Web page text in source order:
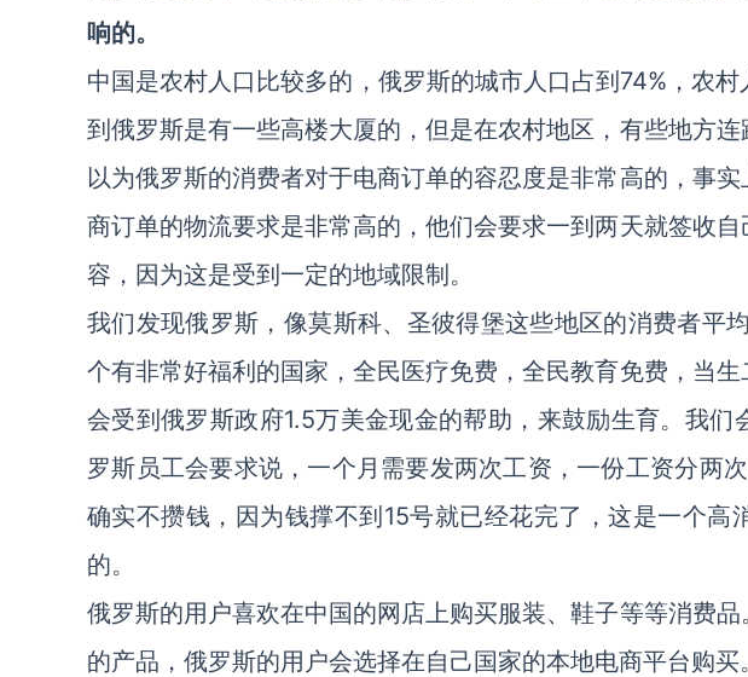
响的。
中国是农村人口比较多的，俄罗斯的城市人口占到74%，农
到俄罗斯是有一些高楼大厦的，但是在农村地区，有些地方
以为俄罗斯的消费者对于电商订单的容忍度是非常高的，事
商订单的物流要求是非常高的，他们会要求一到两天就签收
容，因为这是受到一定的地域限制。
我们发现俄罗斯，像莫斯科、圣彼得堡这些地区的消费者平
个有非常好福利的国家，全民医疗免费，全民教育免费，当
会受到俄罗斯政府1.5万美金现金的帮助，来鼓励生育。我
罗斯员工会要求说，一个月需要发两次工资，一份工资分两
确实不攒钱，因为钱撑不到15号就已经花完了，这是一个高
的。
俄罗斯的用户喜欢在中国的网店上购买服装、鞋子等等消费
的产品，俄罗斯的用户会选择在自己国家的本地电商平台购买。